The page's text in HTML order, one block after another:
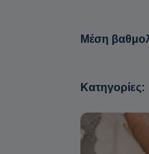
Μέση
Κατηγορίες: